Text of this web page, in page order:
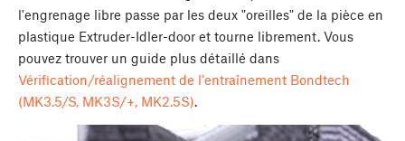
l'engrenage libre passe par les deux "oreilles" de la pièce en
plastique Extruder-Idler-door et tourne librement. Vous
pouvez trouver un guide plus détaillé dans
Vérification/réalignement de l'entraînement Bondtech
(MK3.5/S, MK3S/+, MK2.5S).